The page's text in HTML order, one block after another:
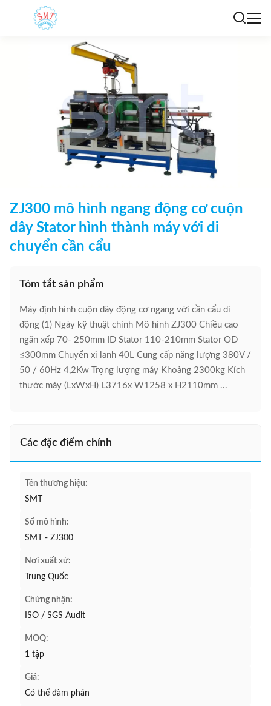
ZJ300 mô hình ngang động cơ cuộn
dây Stator hình thành máy với di
chuyển cần cẩu
Tóm tắt sản phẩm
Máy định hình cuộn dây động cơ ngang với cần cẩu di
động (1) Ngày kỹ thuật chính Mô hình ZJ300 Chiều cao
ngăn xếp 70- 250mm ID Stator 110-210mm Stator OD
≤300mm Chuyển xi lanh 40L Cung cấp năng lượng 380V /
50 / 60Hz 4,2Kw Trọng lượng máy Khoảng 2300kg Kích
thước máy (LxWxH) L3716x W1258 x H2110mm ...
Các đặc điểm chính
Tên thương hiệu:
SMT
Số mô hình:
SMT - ZJ300
Nơi xuất xứ:
Trung Quốc
Chứng nhận:
ISO / SGS Audit
MOQ:
1 tập
Giá:
Có thể đàm phán